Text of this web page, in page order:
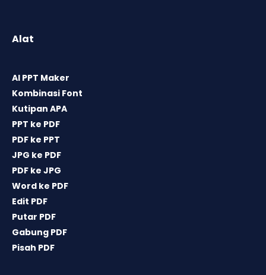
Alat
AI PPT Maker
Kombinasi Font
Kutipan APA
PPT ke PDF
PDF ke PPT
JPG ke PDF
PDF ke JPG
Word ke PDF
Edit PDF
Putar PDF
Gabung PDF
Pisah PDF